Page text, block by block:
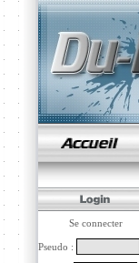
Se connecter
Pseudo :